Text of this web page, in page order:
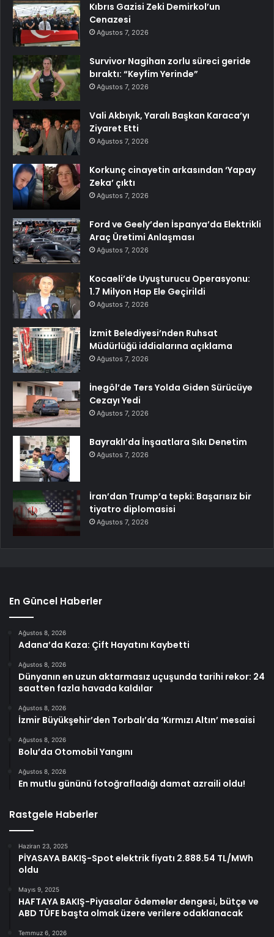
Kıbrıs Gazisi Zeki Demirkol’un
Cenazesi
Ağustos 7, 2026
Survivor Nagihan zorlu süreci geride
bıraktı: “Keyfim Yerinde”
Ağustos 7, 2026
Vali Akbıyık, Yaralı Başkan Karaca’yı
Ziyaret Etti
Ağustos 7, 2026
Korkunç cinayetin arkasından ‘Yapay
Zeka’ çıktı
Ağustos 7, 2026
Ford ve Geely’den İspanya’da Elektrikli
Araç Üretimi Anlaşması
Ağustos 7, 2026
Kocaeli’de Uyuşturucu Operasyonu:
1.7 Milyon Hap Ele Geçirildi
Ağustos 7, 2026
İzmit Belediyesi’nden Ruhsat
Müdürlüğü iddialarına açıklama
Ağustos 7, 2026
İnegöl’de Ters Yolda Giden Sürücüye
Cezayı Yedi
Ağustos 7, 2026
Bayraklı’da İnşaatlara Sıkı Denetim
Ağustos 7, 2026
İran’dan Trump’a tepki: Başarısız bir
tiyatro diplomasisi
Ağustos 7, 2026
En Güncel Haberler
Ağustos 8, 2026
Adana’da Kaza: Çift Hayatını Kaybetti
Ağustos 8, 2026
Dünyanın en uzun aktarmasız uçuşunda tarihi rekor: 24
saatten fazla havada kaldılar
Ağustos 8, 2026
İzmir Büyükşehir’den Torbalı’da ‘Kırmızı Altın’ mesaisi
Ağustos 8, 2026
Bolu’da Otomobil Yangını
Ağustos 8, 2026
En mutlu gününü fotoğrafladığı damat azraili oldu!
Rastgele Haberler
Haziran 23, 2025
PİYASAYA BAKIŞ-Spot elektrik fiyatı 2.888.54 TL/MWh
oldu
Mayıs 9, 2025
HAFTAYA BAKIŞ-Piyasalar ödemeler dengesi, bütçe ve
ABD TÜFE başta olmak üzere verilere odaklanacak
Temmuz 6, 2026